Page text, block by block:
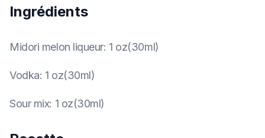
Ingrédients
Midori melon liqueur: 1 oz(30ml)
Vodka: 1 oz(30ml)
Sour mix: 1 oz(30ml)